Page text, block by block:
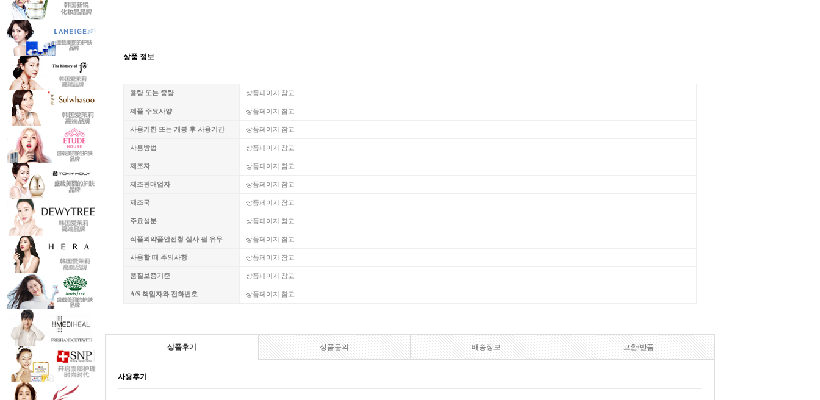
상품 정보
용량 또는 중량 상품페이지 참고
제품 주요사양 상품페이지 참고
사용기한 또는 개봉 후 사용기간 상품페이지 참고
사용방법 상품페이지 참고
제조자 상품페이지 참고
제조판매업자 상품페이지 참고
제조국 상품페이지 참고
주요성분 상품페이지 참고
식품의약품안전청 심사 필 유무 상품페이지 참고
사용할 때 주의사항 상품페이지 참고
품질보증기준 상품페이지 참고
A/S 책임자와 전화번호 상품페이지 참고
상품후기 상품문의 배송정보 교환/반품
사용후기